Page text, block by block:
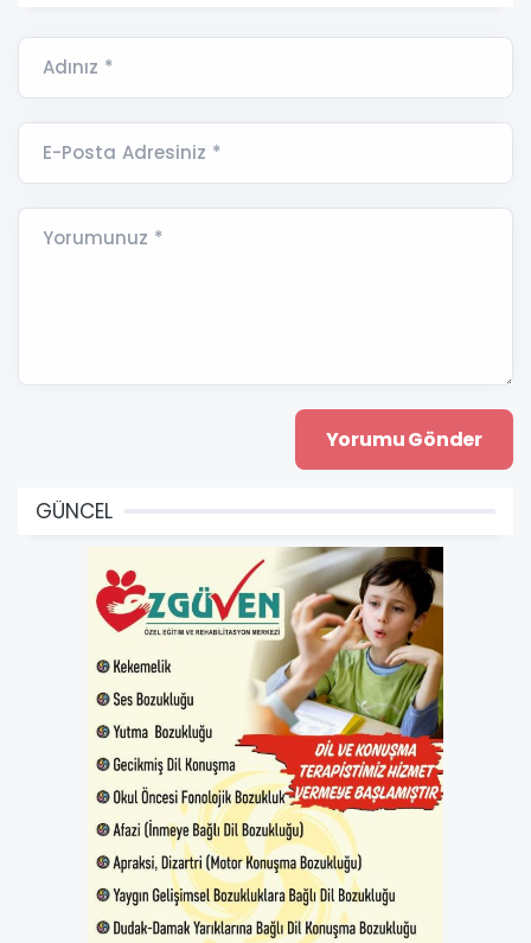
Adınız *
E-Posta Adresiniz *
Yorumunuz *
GÜNCEL